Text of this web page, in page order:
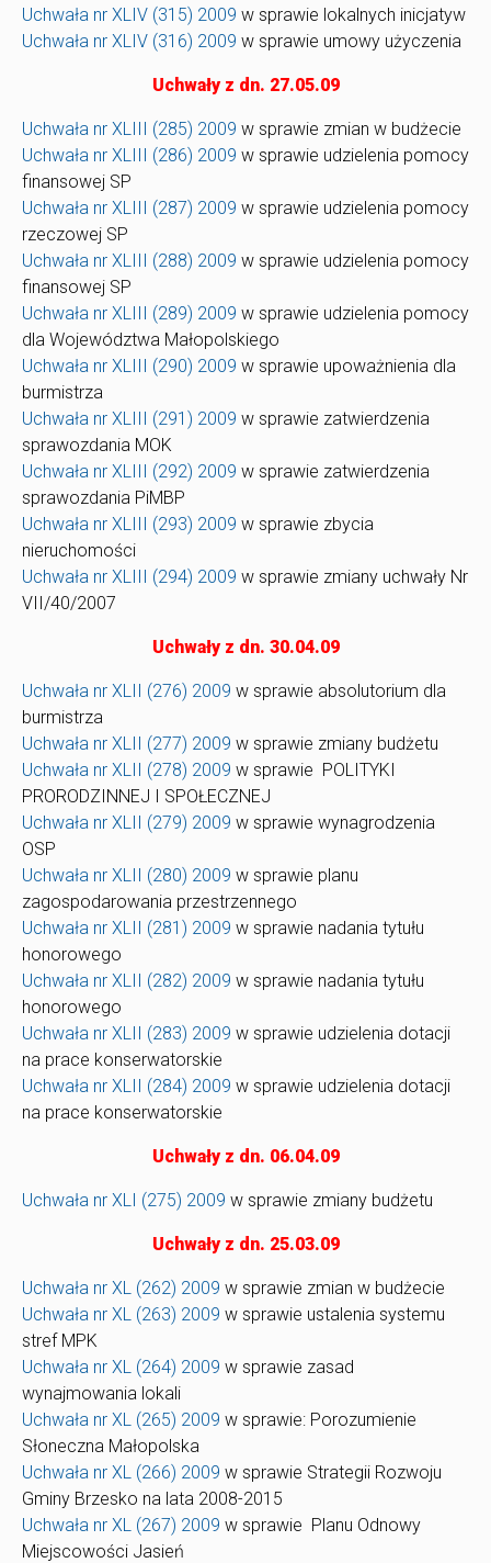
Uchwała nr XLIV (315) 2009 w sprawie lokalnych inicjatyw
Uchwała nr XLIV (316) 2009 w sprawie umowy użyczenia
Uchwały z dn. 27.05.09
Uchwała nr XLIII (285) 2009 w sprawie zmian w budżecie
Uchwała nr XLIII (286) 2009 w sprawie udzielenia pomocy
finansowej SP
Uchwała nr XLIII (287) 2009 w sprawie udzielenia pomocy
rzeczowej SP
Uchwała nr XLIII (288) 2009 w sprawie udzielenia pomocy
finansowej SP
Uchwała nr XLIII (289) 2009 w sprawie udzielenia pomocy
dla Województwa Małopolskiego
Uchwała nr XLIII (290) 2009 w sprawie upoważnienia dla
burmistrza
Uchwała nr XLIII (291) 2009 w sprawie zatwierdzenia
sprawozdania MOK
Uchwała nr XLIII (292) 2009 w sprawie zatwierdzenia
sprawozdania PiMBP
Uchwała nr XLIII (293) 2009 w sprawie zbycia
nieruchomości
Uchwała nr XLIII (294) 2009 w sprawie zmiany uchwały Nr
VII/40/2007
Uchwały z dn. 30.04.09
Uchwała nr XLII (276) 2009 w sprawie absolutorium dla
burmistrza
Uchwała nr XLII (277) 2009 w sprawie zmiany budżetu
Uchwała nr XLII (278) 2009 w sprawie POLITYKI
PRORODZINNEJ I SPOŁECZNEJ
Uchwała nr XLII (279) 2009 w sprawie wynagrodzenia
OSP
Uchwała nr XLII (280) 2009 w sprawie planu
zagospodarowania przestrzennego
Uchwała nr XLII (281) 2009 w sprawie nadania tytułu
honorowego
Uchwała nr XLII (282) 2009 w sprawie nadania tytułu
honorowego
Uchwała nr XLII (283) 2009 w sprawie udzielenia dotacji
na prace konserwatorskie
Uchwała nr XLII (284) 2009 w sprawie udzielenia dotacji
na prace konserwatorskie
Uchwały z dn. 06.04.09
Uchwała nr XLI (275) 2009 w sprawie zmiany budżetu
Uchwały z dn. 25.03.09
Uchwała nr XL (262) 2009 w sprawie zmian w budżecie
Uchwała nr XL (263) 2009 w sprawie ustalenia systemu
stref MPK
Uchwała nr XL (264) 2009 w sprawie zasad
wynajmowania lokali
Uchwała nr XL (265) 2009 w sprawie: Porozumienie
Słoneczna Małopolska
Uchwała nr XL (266) 2009 w sprawie Strategii Rozwoju
Gminy Brzesko na lata 2008-2015
Uchwała nr XL (267) 2009 w sprawie Planu Odnowy
Miejscowości Jasień